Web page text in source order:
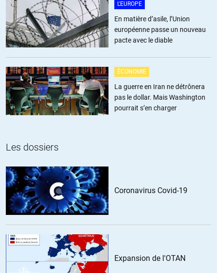
L'EUROPE
En matière d’asile, l’Union
européenne passe un nouveau
pacte avec le diable
ÉCONOMIE
La guerre en Iran ne détrônera
pas le dollar. Mais Washington
pourrait s’en charger
Les dossiers
Coronavirus Covid-19
Expansion de l'OTAN